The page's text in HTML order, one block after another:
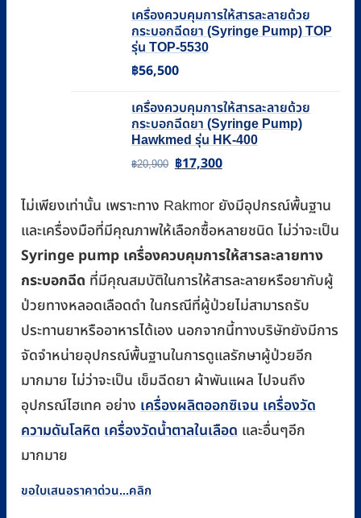
เครื่องควบคุมการให้สารละลายด้วย
กระบอกฉีดยา (Syringe Pump) TOP
รุ่น TOP-5530
฿56,500
เครื่องควบคุมการให้สารละลายด้วย
กระบอกฉีดยา (Syringe Pump)
Hawkmed รุ่น HK-400
฿20,900
Original
was:
฿20,900.
฿17,300Current
is:
฿17,300.
ไม่เพียงเท่านั้น เพราะทาง Rakmor ยังมีอุปกรณ์พื้นฐาน
และเครื่องมือที่มีคุณภาพให้เลือกซื้อหลายชนิด ไม่ว่าจะเป็น
Syringe pump เครื่องควบคุมการให้สารละลายทาง
กระบอกฉีด ที่มีคุณสมบัติในการให้สารละลายหรือยากับผู้
ป่วยทางหลอดเลือดดำ ในกรณีที่ผู้ป่วยไม่สามารถรับ
ประทานยาหรืออาหารได้เอง นอกจากนี้ทางบริษัทยังมีการ
จัดจำหน่ายอุปกรณ์พื้นฐานในการดูแลรักษาผู้ป่วยอีก
มากมาย ไม่ว่าจะเป็น เข็มฉีดยา ผ้าพันแผล ไปจนถึง
อุปกรณ์ไฮเทค อย่าง เครื่องผลิตออกซิเจน เครื่องวัด
ความดันโลหิต เครื่องวัดน้ำตาลในเลือด และอื่นๆอีก
มากมาย
ขอใบเสนอราคาด่วน...คลิก